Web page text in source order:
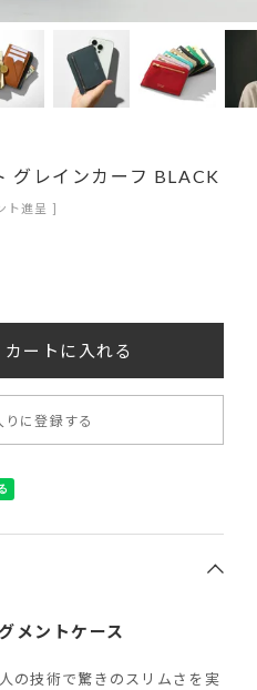
グレインカーフ BLACK
ト進呈 ]
りに登録する
カートに入れる
メントケース
の技術で驚きのスリムさを実